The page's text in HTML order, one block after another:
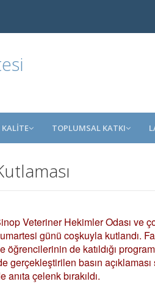
KALİTE TOPLUMSAL KATKI
Veteriner Hekimler Odası ve
günü coşkuyla kutlandı.
de katıldığı
gerçekleştirilen basın açıklaması
çelenk bırakıldı.